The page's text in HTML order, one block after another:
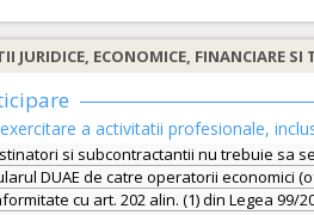
JURIDICE, ECONOMICE, FINANCIARE SI
a activitatii profesionale,
si subcontractantii nu trebuie sa
DUAE de catre operatorii
cu art. 202 alin. (1) din Legea 99/